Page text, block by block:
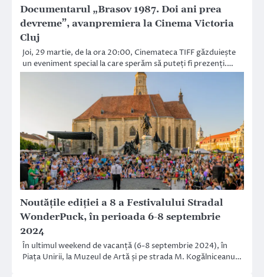
Documentarul „Brasov 1987. Doi ani prea
devreme”, avanpremiera la Cinema Victoria
Cluj
Joi, 29 martie, de la ora 20:00, Cinemateca TIFF găzduiește
un eveniment special la care sperăm să puteți fi prezenți.…
Noutățile ediției a 8 a Festivalului Stradal
WonderPuck, în perioada 6-8 septembrie
2024
În ultimul weekend de vacanță (6-8 septembrie 2024), în
Piața Unirii, la Muzeul de Artă și pe strada M. Kogălniceanu…